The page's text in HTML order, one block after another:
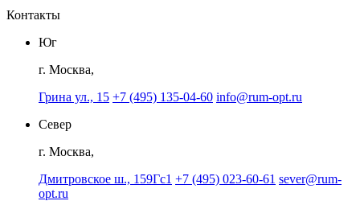
Контакты
Юг
г. Москва,
Грина ул., 15 +7 (495) 135-04-60 info@rum-opt.ru
Север
г. Москва,
Дмитровское ш., 159Гс1 +7 (495) 023-60-61 sever@rum-
opt.ru